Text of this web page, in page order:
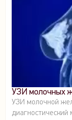
УЗИ молочных
УЗИ молочной